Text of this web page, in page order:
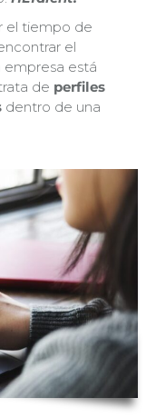
el tiempo de
el
empresa está
de perfiles
dentro de una